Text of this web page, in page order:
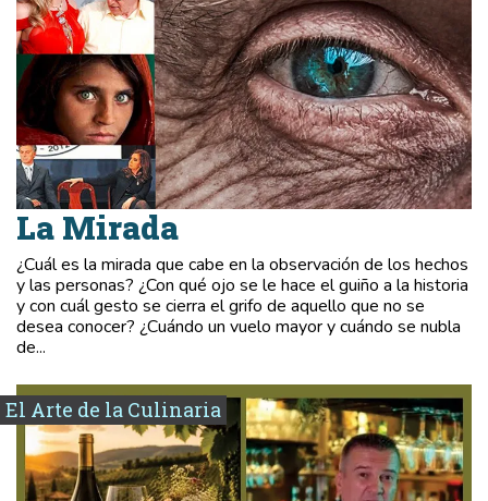
La Mirada
¿Cuál es la mirada que cabe en la observación de los hechos
y las personas? ¿Con qué ojo se le hace el guiño a la historia
y con cuál gesto se cierra el grifo de aquello que no se
desea conocer? ¿Cuándo un vuelo mayor y cuándo se nubla
de...
El Arte de la Culinaria